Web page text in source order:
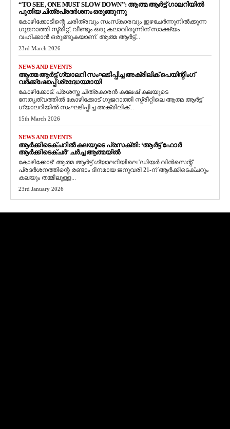
“TO SEE, ONE MUST SLOW DOWN”: ആത്മ ആർട്ട് ഗാലറിയിൽ
പുതിയ ചിത്രപ്രദർശനം ഒരുങ്ങുന്നു
കോഴിക്കോടിന്റെ ചരിത്രവും സംസ്‌കാരവും ഇഴചേർന്നുനിൽക്കുന്ന
ഗുജറാത്തി സ്ട്രീറ്റ്, വീണ്ടും ഒരു കലാവിരുന്നിന് സാക്ഷ്യം
വഹിക്കാൻ ഒരുങ്ങുകയാണ്. ആത്മ ആർട്ട്...
23rd March 2026
NEWS AND EVENTS
ആത്മ ആർട്ട് ഗ്യാലറി സംഘടിപ്പിച്ച അക്രിലിക് പെയിന്റിംഗ്
വർക്ക്‌ഷോപ്പ് ശ്രദ്ധേയമായി
കോഴിക്കോട്: പ്രശസ്ത ചിത്രകാരൻ കലേഷ് കലയുടെ
നേതൃത്വത്തിൽ കോഴിക്കോട് ഗുജറാത്തി സ്ട്രീറ്റിലെ ആത്മ ആർട്ട്
ഗ്യാലറിയിൽ സംഘടിപ്പിച്ച അക്രിലിക്...
15th March 2026
NEWS AND EVENTS
ആർക്കിടെക്ചറിൽ കലയുടെ പ്രസക്തി: ‘ആർട്ട് ഫോർ
ആർക്കിടെക്ചർ’ ചർച്ച ആത്മയിൽ
​കോഴിക്കോട്: ആത്മ ആർട്ട് ഗ്യാലറിയിലെ 'ഡിയർ വിൻസെന്റ്'
പ്രദർശനത്തിന്റെ രണ്ടാം ദിനമായ ജനുവരി 21-ന് ആർക്കിടെക്ചറും
കലയും തമ്മിലുള്ള...
23rd January 2026